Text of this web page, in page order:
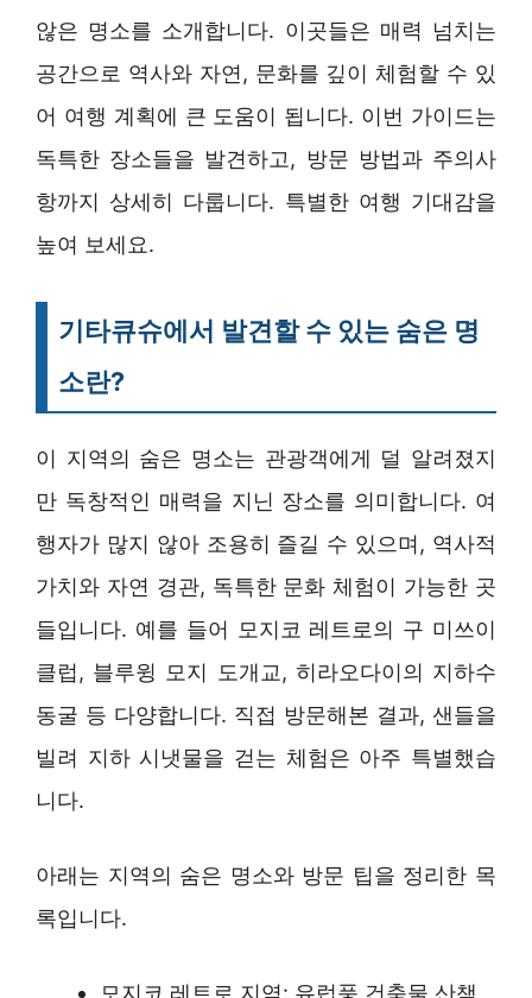
않은 명소를 소개합니다. 이곳들은 매력 넘치는
공간으로 역사와 자연, 문화를 깊이 체험할 수 있
어 여행 계획에 큰 도움이 됩니다. 이번 가이드는
독특한 장소들을 발견하고, 방문 방법과 주의사
항까지 상세히 다룹니다. 특별한 여행 기대감을
높여 보세요.
기타큐슈에서 발견할 수 있는 숨은 명
소란?
이 지역의 숨은 명소는 관광객에게 덜 알려졌지
만 독창적인 매력을 지닌 장소를 의미합니다. 여
행자가 많지 않아 조용히 즐길 수 있으며, 역사적
가치와 자연 경관, 독특한 문화 체험이 가능한 곳
들입니다. 예를 들어 모지코 레트로의 구 미쓰이
클럽, 블루윙 모지 도개교, 히라오다이의 지하수
동굴 등 다양합니다. 직접 방문해본 결과, 샌들을
빌려 지하 시냇물을 걷는 체험은 아주 특별했습
니다.
아래는 지역의 숨은 명소와 방문 팁을 정리한 목
록입니다.